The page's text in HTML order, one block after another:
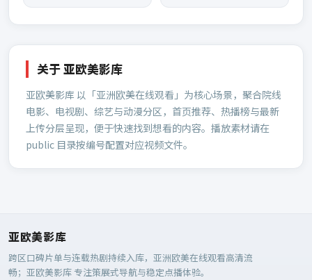
关于亚欧美影库
亚欧美影库 以「亚洲欧美在线观看」为核心场景，聚合院线
电影、电视剧、综艺与动漫分区，首页推荐、热播榜与最新
上传分层呈现，便于快速找到想看的内容。播放素材请在
public 目录按编号配置对应视频文件。
亚欧美影库
跨区口碑片单与连载热剧持续入库，亚洲欧美在线观看高清流
畅； 亚欧美影库 专注策展式导航与稳定点播体验。